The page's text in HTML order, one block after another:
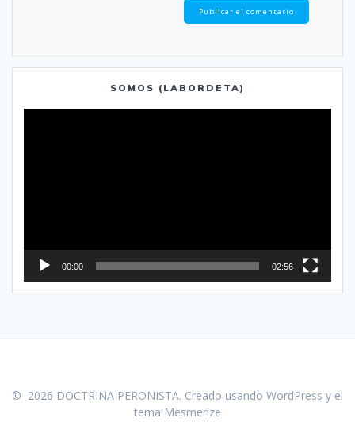
SOMOS (LABORDETA)
00:00 02:56
© 2026 DOCTRINA PERONISTA. Creado usando WordPress y el
tema Mesmerize